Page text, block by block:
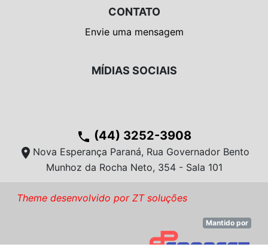
CONTATO
Envie uma mensagem
MÍDIAS SOCIAIS
phone (44) 3252-3908
location_on Nova Esperança Paraná, Rua Governador Bento
Munhoz da Rocha Neto, 354 - Sala 101
Theme desenvolvido por ZT soluções
Mantido por